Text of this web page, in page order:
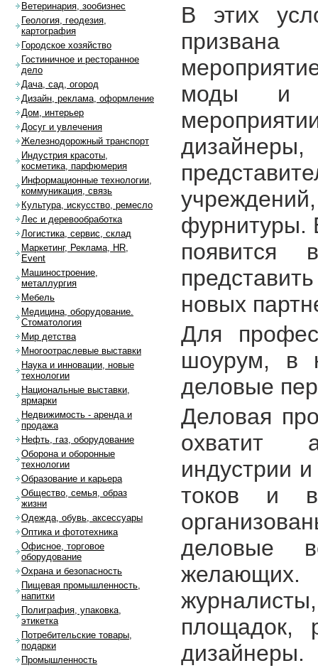
В этих
моды и
фурнитуры.
появится
новых
Для
шоурум, в
деловые
Деловая
охватит
индустрии
токов и
деловые
желающих.
площадок,
дизайнеры.
Ветеринария, зообизнес
Геология, геодезия,
картография
Городское хозяйство
Гостиничное и ресторанное
дело
Дача, сад, огород
Дизайн, реклама, оформление
Дом, интерьер
Досуг и увлечения
Железнодорожный транспорт
Индустрия красоты,
косметика, парфюмерия
Информационные технологии,
коммуникация, связь
Культура, искусство, ремесло
Лес и деревообработка
Логистика, сервис, склад
Маркетинг, Реклама, HR,
Event
Машиностроение,
металлургия
Мебель
Медицина, оборудование.
Стоматология
Мир детства
Многоотраслевые выставки
Наука и инновации, новые
технологии
Национальные выставки,
ярмарки
Недвижимость - аренда и
продажа
Нефть, газ, оборудование
Оборона и оборонные
технологии
Образование и карьера
Общество, семья, образ
жизни
Одежда, обувь, аксессуары
Оптика и фототехника
Офисное, торговое
оборудование
Охрана и безопасность
Пищевая промышленность,
напитки
Полиграфия, упаковка,
этикетка
Потребительские товары,
подарки
Промышленность